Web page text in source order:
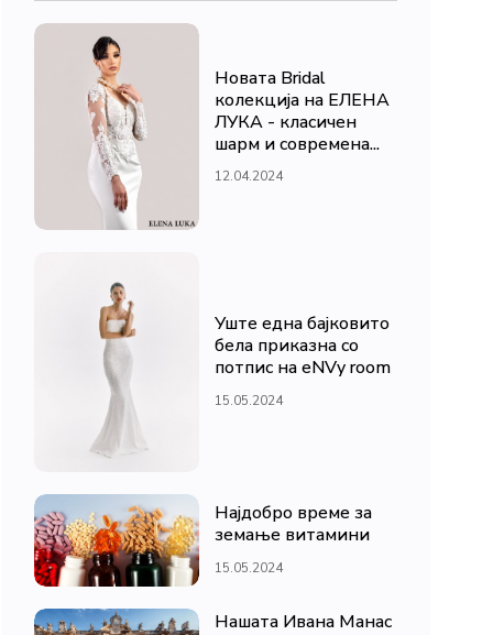
Новата Bridal
колекција на ЕЛЕНА
ЛУКА - класичен
шарм и современа...
12.04.2024
Уште една бајковито
бела приказна со
потпис на eNVy room
15.05.2024
Најдобро време за
земање витамини
15.05.2024
Нашата Ивана Манас